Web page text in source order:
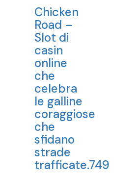
Chicken
Road –
Slot di
casin
online
che
celebra
le galline
coraggiose
che
sfidano
strade
trafficate.749